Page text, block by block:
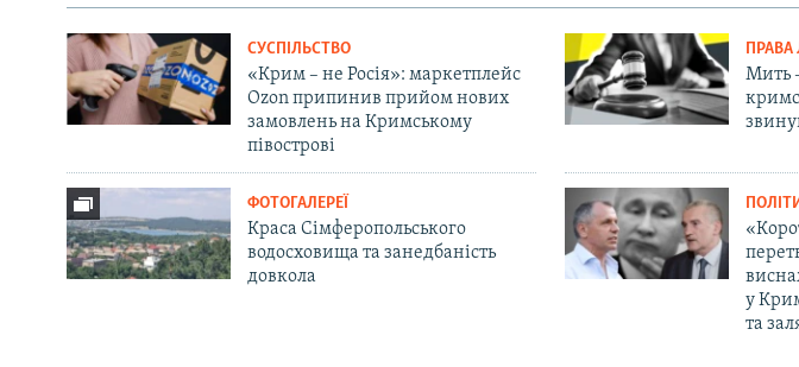
СУСПІЛЬСТВО
«Крим – не Росія»: маркетплейс
Ozon припинив прийом нових
замовлень на Кримському
півострові
Мить
ФОТОГАЛЕРЕЇ
Краса Сімферопольського
водосховища та занедбаність
довкола
у
та